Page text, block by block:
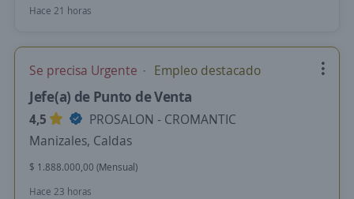
Hace 21 horas
Se precisa Urgente Empleo destacado
Jefe(a) de Punto de Venta
4,5
PROSALON - CROMANTIC
Manizales, Caldas
$ 1.888.000,00 (Mensual)
Hace 23 horas